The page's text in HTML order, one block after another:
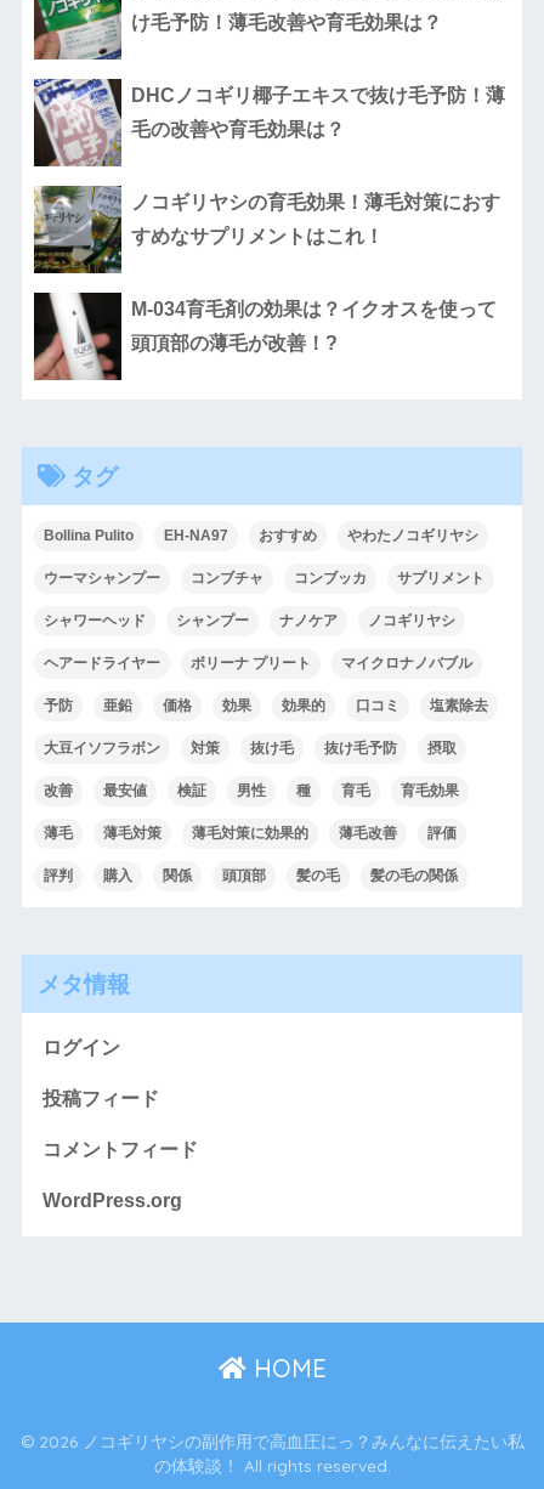
け毛予防！薄毛改善や育毛効果は？
DHCノコギリ椰子エキスで抜け毛予防！薄
毛の改善や育毛効果は？
ノコギリヤシの育毛効果！薄毛対策におす
すめなサプリメントはこれ！
M-034育毛剤の効果は？イクオスを使って
頭頂部の薄毛が改善！?
タグ
Bollina Pulito EH-NA97 おすすめ やわたノコギリヤシ
ウーマシャンプー コンブチャ コンブッカ サプリメント
シャワーヘッド シャンプー ナノケア ノコギリヤシ
ヘアードライヤー ボリーナ プリート マイクロナノバブル
予防 亜鉛 価格 効果 効果的 口コミ 塩素除去
大豆イソフラボン 対策 抜け毛 抜け毛予防 摂取
改善 最安値 検証 男性 種 育毛 育毛効果
薄毛 薄毛対策 薄毛対策に効果的 薄毛改善 評価
評判 購入 関係 頭頂部 髪の毛 髪の毛の関係
メタ情報
ログイン
投稿フィード
コメントフィード
WordPress.org
HOME
© 2026 ノコギリヤシの副作用で高血圧にっ？みんなに伝えたい私
の体験談！ All rights reserved.